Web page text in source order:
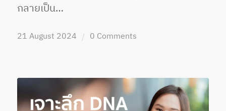
กลายเป็น…
21 August 2024 / 0 Comments